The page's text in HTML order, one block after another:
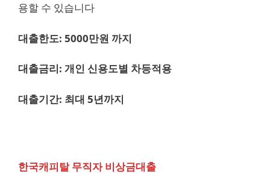
용할 수 있습니다
대출한도: 5000만원 까지
대출금리: 개인 신용도별 차등적용
대출기간: 최대 5년까지
한국캐피탈 무직자 비상금대출